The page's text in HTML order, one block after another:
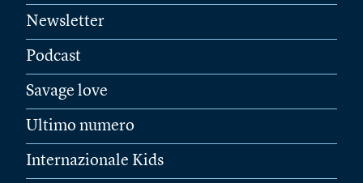
Newsletter
Podcast
Savage love
Ultimo numero
Internazionale Kids